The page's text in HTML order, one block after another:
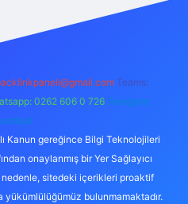
Teams:
0262 606 0 726 Telegram:
Kanun gereğince Bilgi Teknolojileri
onaylanmış bir Yer Sağlayıcı
sitedeki içerikleri proaktif
yükümlülüğümüz bulunmamaktadır.